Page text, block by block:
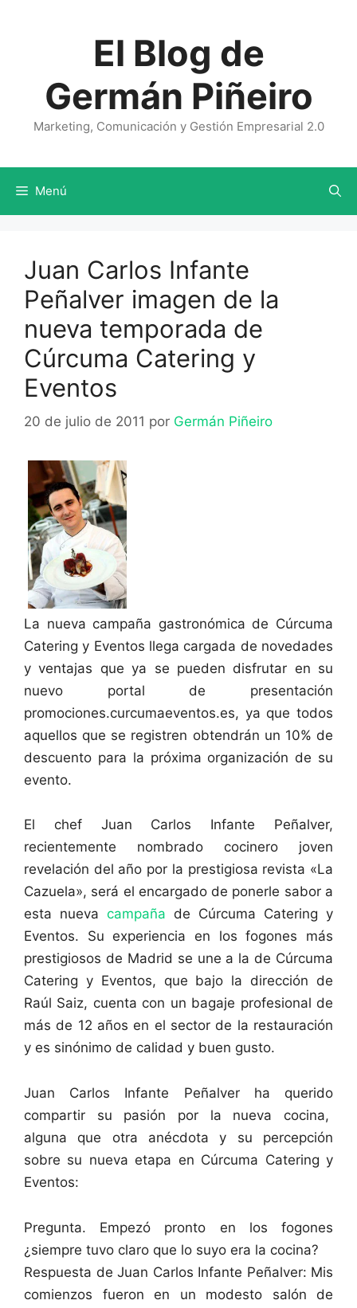
El Blog de
Germán Piñeiro
Marketing, Comunicación y Gestión Empresarial 2.0
Menú
Juan Carlos Infante
Peñalver imagen de la
nueva temporada de
Cúrcuma Catering y
Eventos
20 de julio de 2011 por Germán Piñeiro
La nueva campaña gastronómica de Cúrcuma
Catering y Eventos llega cargada de novedades
y ventajas que ya se pueden disfrutar en su
nuevo portal de presentación
promociones.curcumaeventos.es, ya que todos
aquellos que se registren obtendrán un 10% de
descuento para la próxima organización de su
evento.
El chef Juan Carlos Infante Peñalver,
recientemente nombrado cocinero joven
revelación del año por la prestigiosa revista «La
Cazuela», será el encargado de ponerle sabor a
esta nueva campaña de Cúrcuma Catering y
Eventos. Su experiencia en los fogones más
prestigiosos de Madrid se une a la de Cúrcuma
Catering y Eventos, que bajo la dirección de
Raúl Saiz, cuenta con un bagaje profesional de
más de 12 años en el sector de la restauración
y es sinónimo de calidad y buen gusto.
Juan Carlos Infante Peñalver ha querido
compartir su pasión por la nueva cocina,
alguna que otra anécdota y su percepción
sobre su nueva etapa en Cúrcuma Catering y
Eventos:
Pregunta. Empezó pronto en los fogones
¿siempre tuvo claro que lo suyo era la cocina?
Respuesta de Juan Carlos Infante Peñalver: Mis
comienzos fueron en un modesto salón de